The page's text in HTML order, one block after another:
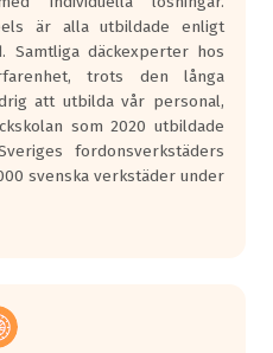
F är den
för
däcken
det ligger
är alla utbildade enligt
Samtliga däckexperter hos
trots den långa
att utbilda vår personal,
som 2020 utbildade
fordonsverkstäders
svenska verkstäder under